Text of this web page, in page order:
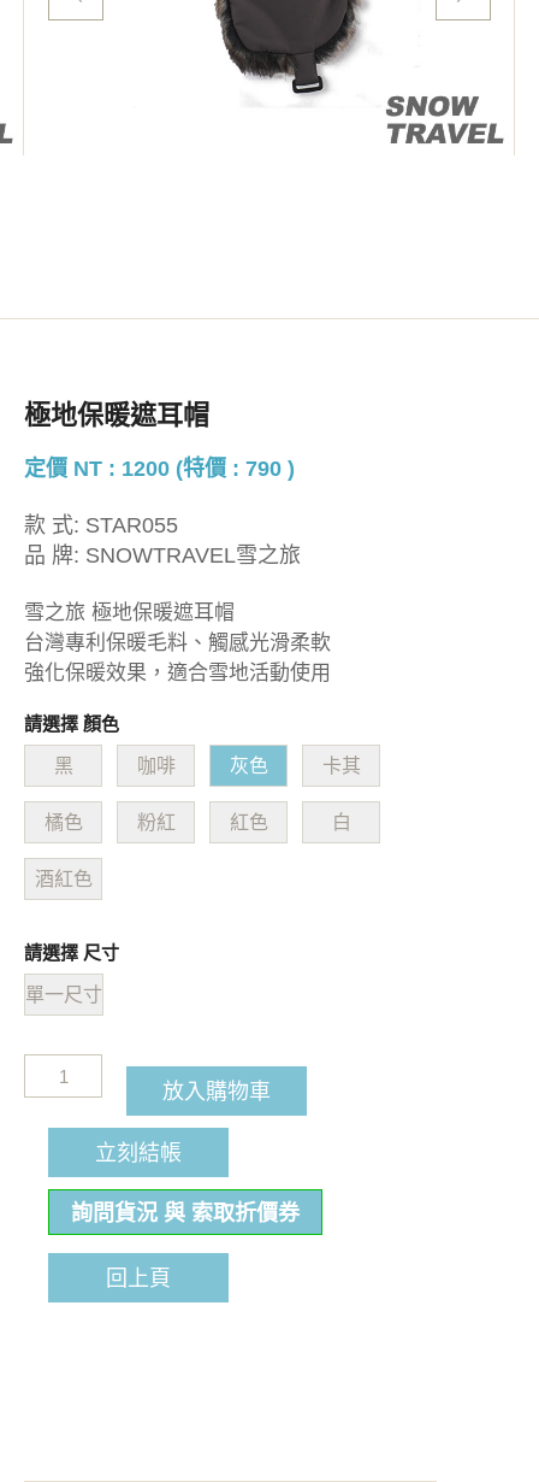
極地保暖遮耳帽
定價 NT : 1200 (特價 : 790 )
款 式: STAR055
品 牌: SNOWTRAVEL雪之旅
雪之旅 極地保暖遮耳帽
台灣專利保暖毛料、觸感光滑柔軟
強化保暖效果，適合雪地活動使用
請選擇 顏色
黑 咖啡 灰色 卡其
橘色 粉紅 紅色 白
酒紅色
請選擇 尺寸
單一尺寸
放入購物車
立刻結帳
詢問貨況 與 索取折價券
回上頁